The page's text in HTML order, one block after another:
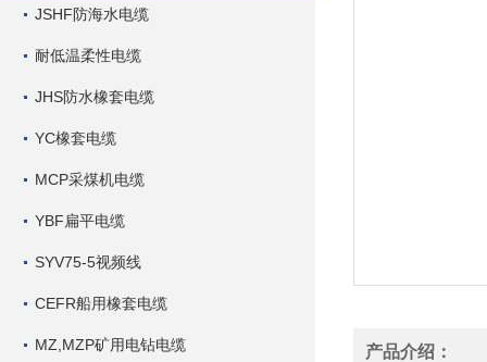
JSHF防海水电缆
耐低温柔性电缆
JHS防水橡套电缆
YC橡套电缆
MCP采煤机电缆
YBF扁平电缆
SYV75-5视频线
CEFR船用橡套电缆
MZ,MZP矿用电钻电缆 产品介绍：